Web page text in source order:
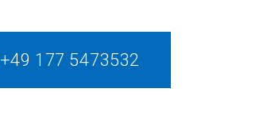
+49 177 5473532